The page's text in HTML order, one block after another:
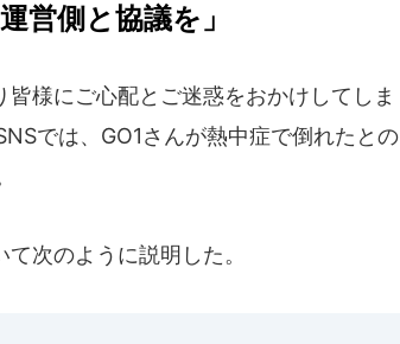
営側と協議を」
様にご心配とご迷惑をおかけしてしま
では、GO1さんが熱中症で倒れたとの
次のように説明した。